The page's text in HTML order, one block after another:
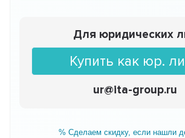
Для юридических
Купить как юр.
ur@ita-group.ru
% Сделаем скидку, если нашли